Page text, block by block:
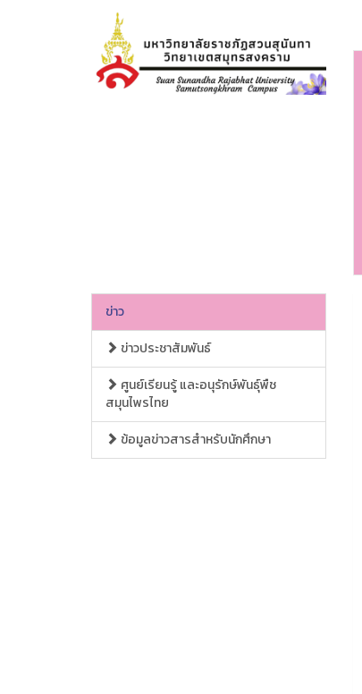
ข่าว
ข่าวประชาสัมพันธ์
ศูนย์เรียนรู้ และอนุรักษ์พันธุ์พืช
สมุนไพรไทย
ข้อมูลข่าวสารสำหรับนักศึกษา